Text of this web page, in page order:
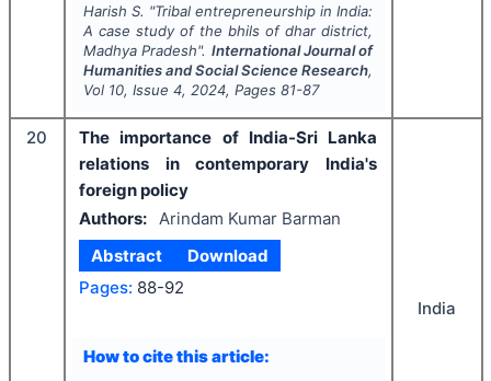
Harish S. "Tribal entrepreneurship in India:
A case study of the bhils of dhar district,
Madhya Pradesh". International Journal of
Humanities and Social Science Research,
Vol 10, Issue 4, 2024, Pages 81-87
20
The importance of India-Sri Lanka
relations in contemporary India's
foreign policy
Authors: Arindam Kumar Barman
Abstract
Download
Pages: 88-92
How to cite this article:
India